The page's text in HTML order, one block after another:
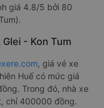
giá 4.8/5 bởi 80
- Kon Tum
, giá vé xe
Huế có mức giá
Trong đó, nhà xe
chỉ 400000 đồng.